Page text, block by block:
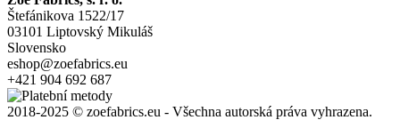
Štefánikova 1522/17
03101 Liptovský Mikuláš
Slovensko
eshop@zoefabrics.eu
+421 904 692 687
2018-2025 © zoefabrics.eu - Všechna autorská práva vyhrazena.